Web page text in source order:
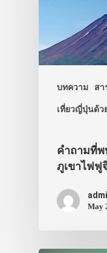
บทความ สา
เที่ยวญี่ปุ่นด้ว
คำถามที่พ
ภูเขาไฟฟู
May